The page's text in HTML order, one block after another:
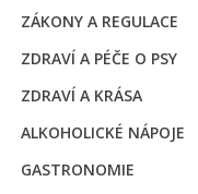
ZÁKONY A REGULACE
ZDRAVÍ A PÉČE O PSY
ZDRAVÍ A KRÁSA
ALKOHOLICKÉ NÁPOJE
GASTRONOMIE